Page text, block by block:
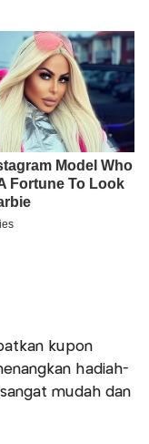
kupon
hadiah-
mudah dan